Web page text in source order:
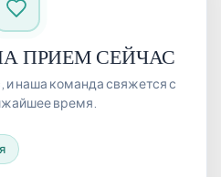
ПРИЕМ СЕЙЧАС
и наша команда свяжется с
время.